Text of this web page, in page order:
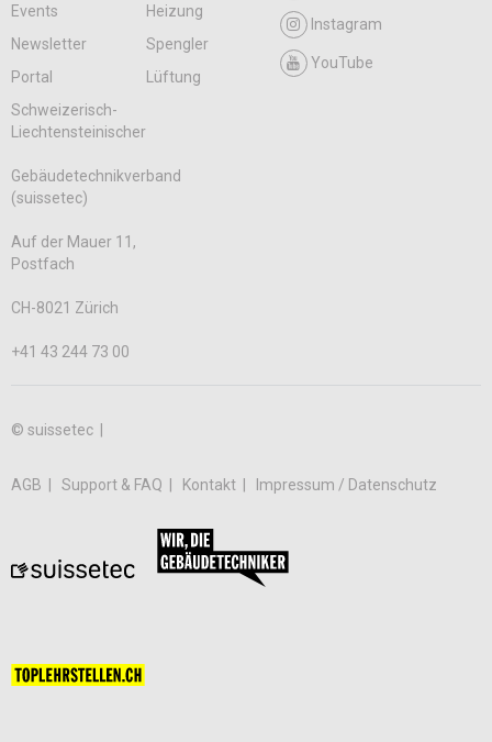
Events
Heizung
Newsletter
Spengler
Portal
Lüftung
Instagram
YouTube
Schweizerisch-
Liechtensteinischer
Gebäudetechnikverband
(suissetec)
Auf der Mauer 11,
Postfach
CH-8021 Zürich
+41 43 244 73 00
© suissetec |
AGB Support & FAQ Kontakt Impressum / Datenschutz